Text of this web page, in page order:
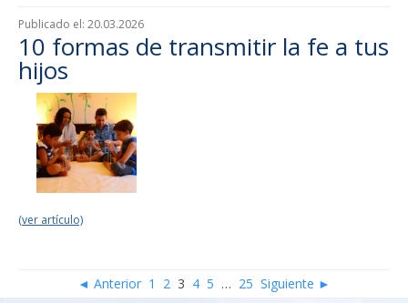
Publicado el: 20.03.2026
10 formas de transmitir la fe a tus
hijos
(ver artículo)
◄ Anterior 1 2 3 4 5 … 25 Siguiente ►